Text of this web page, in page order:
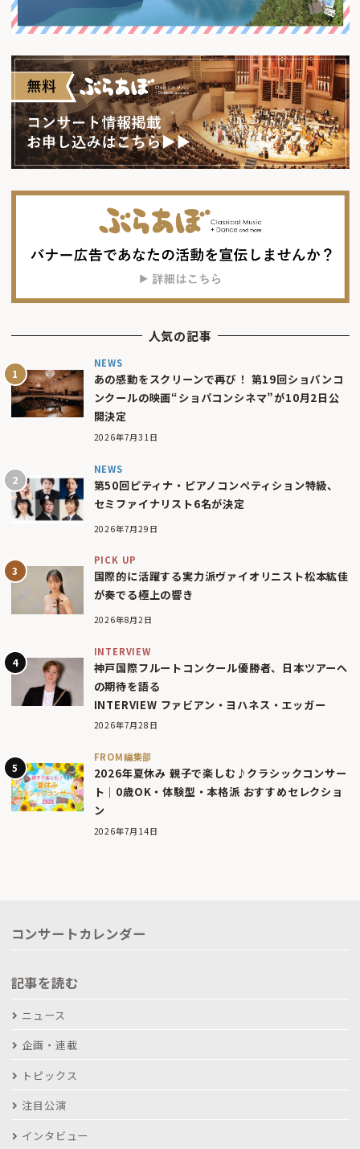
人気の記事
NEWS
あの感動をスクリーンで再び！ 第19回ショパンコ
ンクールの映画“ショパコンシネマ”が10月2日公
開決定
2026年7月31日
NEWS
第50回ピティナ・ピアノコンペティション特級、
セミファイナリスト6名が決定
2026年7月29日
PICK UP
国際的に活躍する実力派ヴァイオリニスト松本紘佳
が奏でる極上の響き
2026年8月2日
INTERVIEW
神戸国際フルートコンクール優勝者、日本ツアーへ
の期待を語る
INTERVIEW ファビアン・ヨハネス・エッガー
2026年7月28日
FROM編集部
2026年夏休み 親子で楽しむ♪クラシックコンサー
ト｜0歳OK・体験型・本格派 おすすめセレクショ
ン
2026年7月14日
コンサートカレンダー
記事を読む
ニュース
企画・連載
トピックス
注目公演
インタビュー